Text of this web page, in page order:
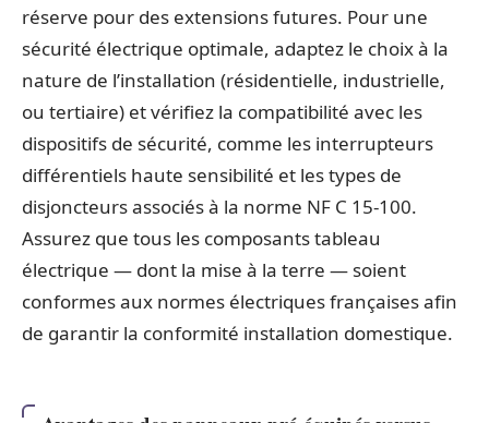
réserve pour des extensions futures. Pour une
sécurité électrique optimale, adaptez le choix à la
nature de l’installation (résidentielle, industrielle,
ou tertiaire) et vérifiez la compatibilité avec les
dispositifs de sécurité, comme les interrupteurs
différentiels haute sensibilité et les types de
disjoncteurs associés à la norme NF C 15-100.
Assurez que tous les composants tableau
électrique — dont la mise à la terre — soient
conformes aux normes électriques françaises afin
de garantir la conformité installation domestique.